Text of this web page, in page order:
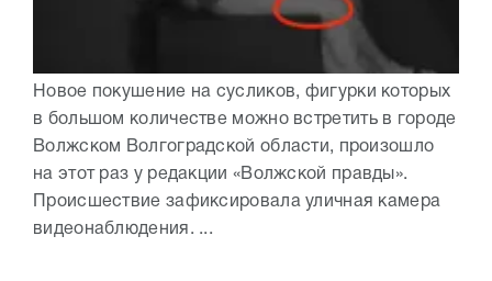
Новое покушение на сусликов, фигурки которых
в большом количестве можно встретить в городе
Волжском Волгоградской области, произошло
на этот раз у редакции «Волжской правды».
Происшествие зафиксировала уличная камера
видеонаблюдения. ...